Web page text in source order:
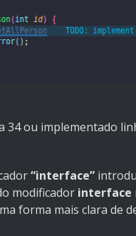
34 ou implementado
“interface”
modificador interface
forma mais clara de